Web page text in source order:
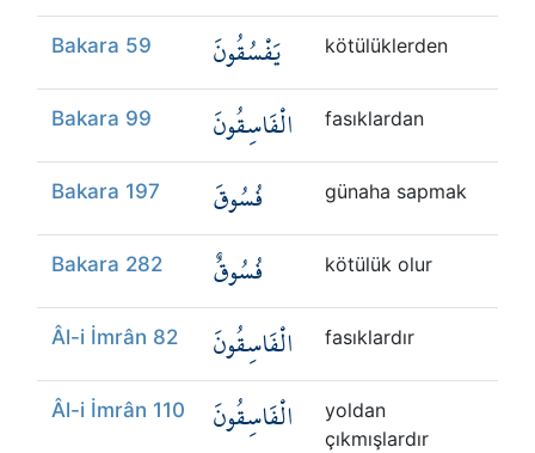
Bakara 59 يَفْسُقُونَ kötülüklerden
Bakara 99 الْفَاسِقُونَ fasıklardan
Bakara 197 فُسُوقَ günaha sapmak
Bakara 282 فُسُوقٌ kötülük olur
Âl-i İmrân 82 الْفَاسِقُونَ fasıklardır
Âl-i İmrân 110 الْفَاسِقُونَ
yoldan
çıkmışlardır